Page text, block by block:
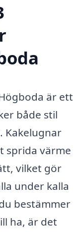
är ett
både stil
Kakelugnar
sprida värme
vilket gör
under kalla
bestämmer
ha, är det